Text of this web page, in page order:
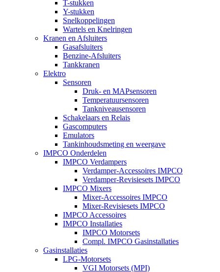
T-stukken
Y-stukken
Snelkoppelingen
Wartels en Knelringen
Kranen en Afsluiters
Gasafsluiters
Benzine-Afsluiters
Tankkranen
Elektro
Sensoren
Druk- en MAPsensoren
Temperatuursensoren
Tankniveausensoren
Schakelaars en Relais
Gascomputers
Emulators
Tankinhoudsmeting en weergave
IMPCO Onderdelen
IMPCO Verdampers
Verdamper-Accessoires IMPCO
Verdamper-Revisiesets IMPCO
IMPCO Mixers
Mixer-Accessoires IMPCO
Mixer-Revisiesets IMPCO
IMPCO Accessoires
IMPCO Installaties
IMPCO Motorsets
Compl. IMPCO Gasinstallaties
Gasinstallaties
LPG-Motorsets
VGI Motorsets (MPI)